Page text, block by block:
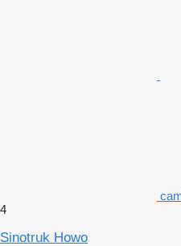
4
Sinotruk Howo